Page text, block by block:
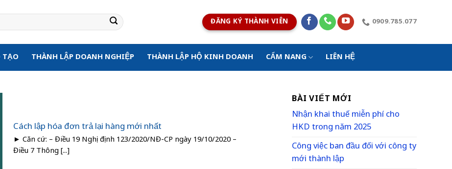
ĐĂNG KÝ THÀNH VIÊN 0909.785.077
THÀNH LẬP DOANH NGHIỆP THÀNH LẬP HỘ KINH DOANH CẨM NANG LIÊN HỆ
Cách lập hóa đơn trả lại hàng mới nhất
► Căn cứ: – Điều 19 Nghị định 123/2020/NĐ-CP ngày 19/10/2020 –
Điều 7 Thông [...]
BÀI VIẾT MỚI
Nhận khai thuế miễn phí cho
HKD trong năm 2025
Công việc ban đầu đối với công ty
mới thành lập